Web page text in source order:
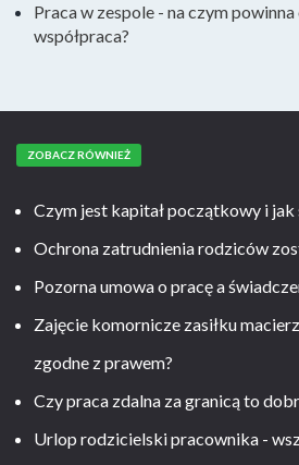
Praca w zespole - na czym
współpraca?
ZOBACZ RÓWNIEŻ
Czym jest kapitał początkowy i jak
Ochrona zatrudnienia rodziców
Pozorna umowa o pracę a
Zajęcie komornicze zasiłku
zgodne z prawem?
Czy praca zdalna za granicą to
Urlop rodzicielski pracownika -